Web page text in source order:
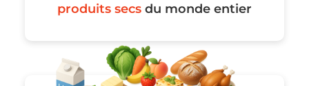
produits secs du monde entier